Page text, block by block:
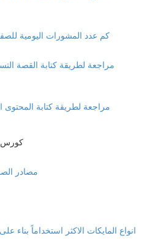
كم عدد المشورات اليومية
مراجعة لطريقة كتابة القصة
مراجعة لطريقة كتابة المحتوى
كورس
مصادر
انواع المايكات الاكثر استخداماً بناء على